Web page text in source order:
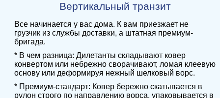
Вертикальный транзит
Все начинается у вас дома. К вам приезжает не
грузчик из службы доставки, а штатная премиум-
бригада.
* В чем разница: Дилетанты складывают ковер
конвертом или небрежно сворачивают, ломая клеевую
основу или деформируя нежный шелковый ворс.
* Премиум-стандарт: Ковер бережно скатывается в
рулон строго по направлению ворса, упаковывается в